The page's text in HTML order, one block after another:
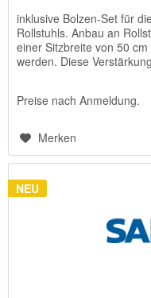
inklusive Bolzen-Set für
Rollstuhls. Anbau an
einer Sitzbreite von 50
werden. Diese
Preise nach Anmeldung.
Merken
NEU